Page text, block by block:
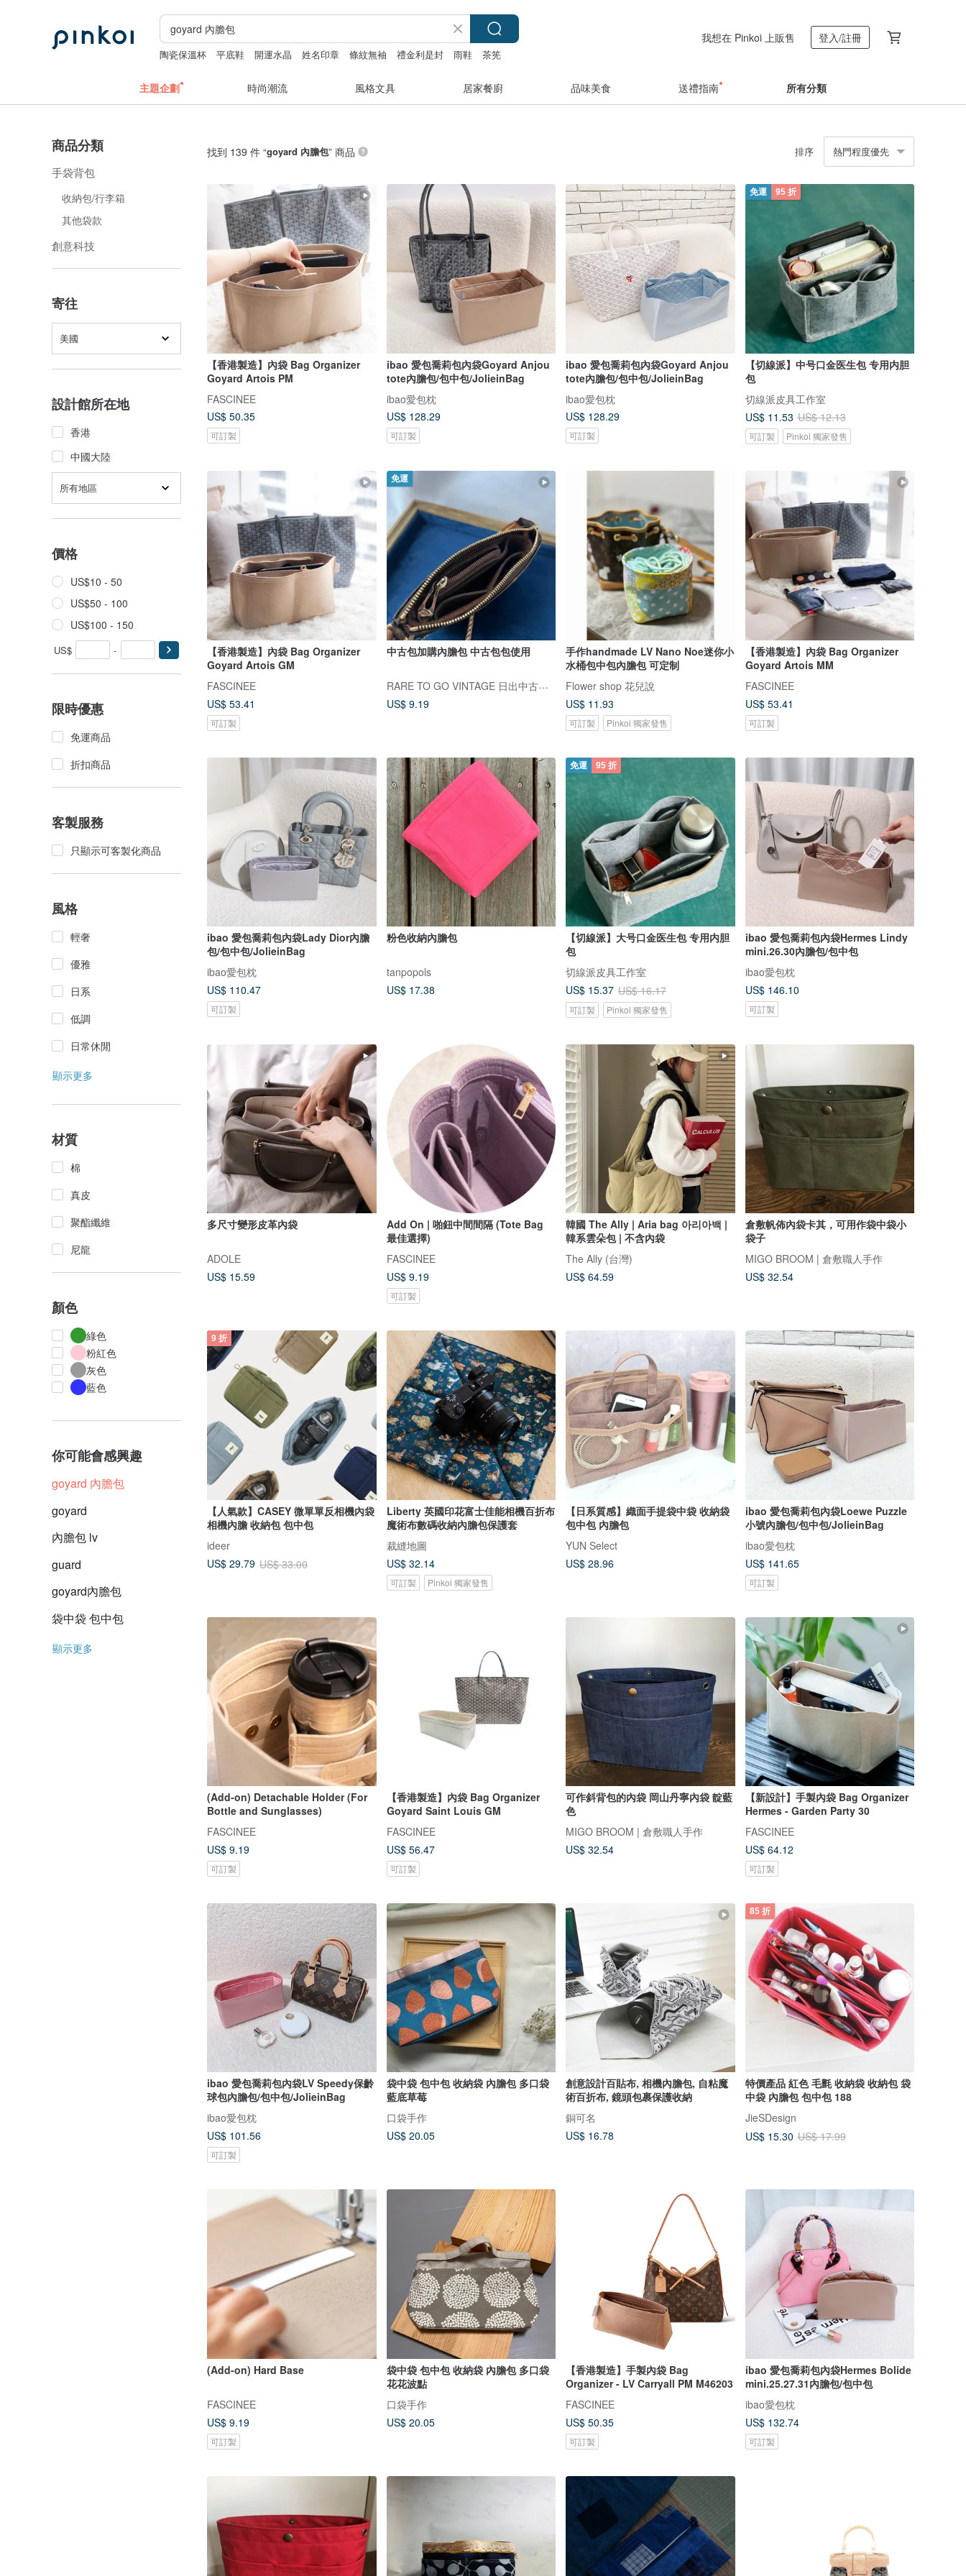
陶瓷保溫杯 平底鞋 開運水晶 姓名印章 條紋無袖 禮金利是封 雨鞋 茶筅
我想在 Pinkoi 上販售 登入/註冊
主題企劃 時尚潮流 風格文具 居家餐廚 品味美食 送禮指南 所有分類
商品分類
手袋背包
收納包/行李箱
其他袋款
創意科技
寄往
美國
設計館所在地
香港
中國大陸
所有地區
價格
US$10 - 50
US$50 - 100
US$100 - 150
US$ -
限時優惠
免運商品
折扣商品
客製服務
只顯示可客製化商品
風格
輕奢
優雅
日系
低調
日常休閒
顯示更多
材質
棉
真皮
聚酯纖維
尼龍
顏色
綠色
粉紅色
灰色
藍色
你可能會感興趣
goyard 內膽包
goyard
內膽包 lv
guard
goyard內膽包
袋中袋 包中包
顯示更多
找到 139 件 “goyard 內膽包” 商品 排序 熱門程度優先
【香港製造】內袋 Bag Organizer
Goyard Artois PM
FASCINEE
US$ 50.35
可訂製
ibao 愛包喬莉包內袋Goyard Anjou
tote內膽包/包中包/JolieinBag
ibao愛包枕
US$ 128.29
可訂製
ibao 愛包喬莉包內袋Goyard Anjou
tote內膽包/包中包/JolieinBag
ibao愛包枕
US$ 128.29
可訂製
免運 95 折
【切線派】中号口金医生包 专用内胆
包
切線派皮具工作室
US$ 11.53 US$ 12.13
可訂製 Pinkoi 獨家發售
【香港製造】內袋 Bag Organizer
Goyard Artois GM
FASCINEE
US$ 53.41
可訂製
免運
中古包加購內膽包 中古包包使用
RARE TO GO VINTAGE 日出中古研究所 | 中古名牌選品店
US$ 9.19
手作handmade LV Nano Noe迷你小
水桶包中包內膽包 可定制
Flower shop 花兒說
US$ 11.93
可訂製 Pinkoi 獨家發售
【香港製造】內袋 Bag Organizer
Goyard Artois MM
FASCINEE
US$ 53.41
可訂製
ibao 愛包喬莉包內袋Lady Dior內膽
包/包中包/JolieinBag
ibao愛包枕
US$ 110.47
可訂製
粉色收納內膽包
tanpopols
US$ 17.38
免運 95 折
【切線派】大号口金医生包 专用内胆
包
切線派皮具工作室
US$ 15.37 US$ 16.17
可訂製 Pinkoi 獨家發售
ibao 愛包喬莉包內袋Hermes Lindy
mini.26.30內膽包/包中包
ibao愛包枕
US$ 146.10
可訂製
多尺寸變形皮革內袋
ADOLE
US$ 15.59
Add On | 啪鈕中間間隔 (Tote Bag
最佳選擇)
FASCINEE
US$ 9.19
可訂製
韓國 The Ally | Aria bag 아리아백 |
韓系雲朵包 | 不含內袋
The Ally (台灣)
US$ 64.59
倉敷帆佈內袋卡其，可用作袋中袋小
袋子
MIGO BROOM | 倉敷職人手作
US$ 32.54
9 折
【人氣款】CASEY 微單單反相機內袋
相機內膽 收納包 包中包
ideer
US$ 29.79 US$ 33.00
Liberty 英國印花富士佳能相機百折布
魔術布數碼收納內膽包保護套
裁縫地圖
US$ 32.14
可訂製 Pinkoi 獨家發售
【日系質感】織面手提袋中袋 收納袋
包中包 內膽包
YUN Select
US$ 28.96
ibao 愛包喬莉包內袋Loewe Puzzle
小號內膽包/包中包/JolieinBag
ibao愛包枕
US$ 141.65
可訂製
(Add-on) Detachable Holder (For
Bottle and Sunglasses)
FASCINEE
US$ 9.19
可訂製
【香港製造】內袋 Bag Organizer
Goyard Saint Louis GM
FASCINEE
US$ 56.47
可訂製
可作斜背包的內袋 岡山丹寧內袋 靛藍
色
MIGO BROOM | 倉敷職人手作
US$ 32.54
【新設計】手製內袋 Bag Organizer
Hermes - Garden Party 30
FASCINEE
US$ 64.12
可訂製
ibao 愛包喬莉包內袋LV Speedy保齡
球包內膽包/包中包/JolieinBag
ibao愛包枕
US$ 101.56
可訂製
袋中袋 包中包 收納袋 內膽包 多口袋
藍底草莓
口袋手作
US$ 20.05
創意設計百貼布, 相機內膽包, 自粘魔
術百折布, 鏡頭包裹保護收納
銅可名
US$ 16.78
85 折
特價產品 紅色 毛氈 收納袋 收納包 袋
中袋 內膽包 包中包 188
JieSDesign
US$ 15.30 US$ 17.99
(Add-on) Hard Base
FASCINEE
US$ 9.19
可訂製
袋中袋 包中包 收納袋 內膽包 多口袋
花花波點
口袋手作
US$ 20.05
【香港製造】手製內袋 Bag
Organizer - LV Carryall PM M46203
FASCINEE
US$ 50.35
可訂製
ibao 愛包喬莉包內袋Hermes Bolide
mini.25.27.31內膽包/包中包
ibao愛包枕
US$ 132.74
可訂製